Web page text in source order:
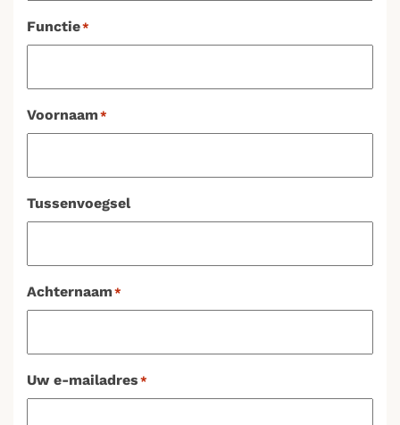
Functie*
Voornaam*
Tussenvoegsel
Achternaam*
Uw e-mailadres *